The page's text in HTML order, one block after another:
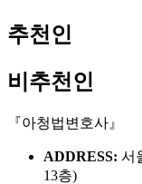
추천인
비추천인
『아청법변호사』
ADDRESS: 서
13층)